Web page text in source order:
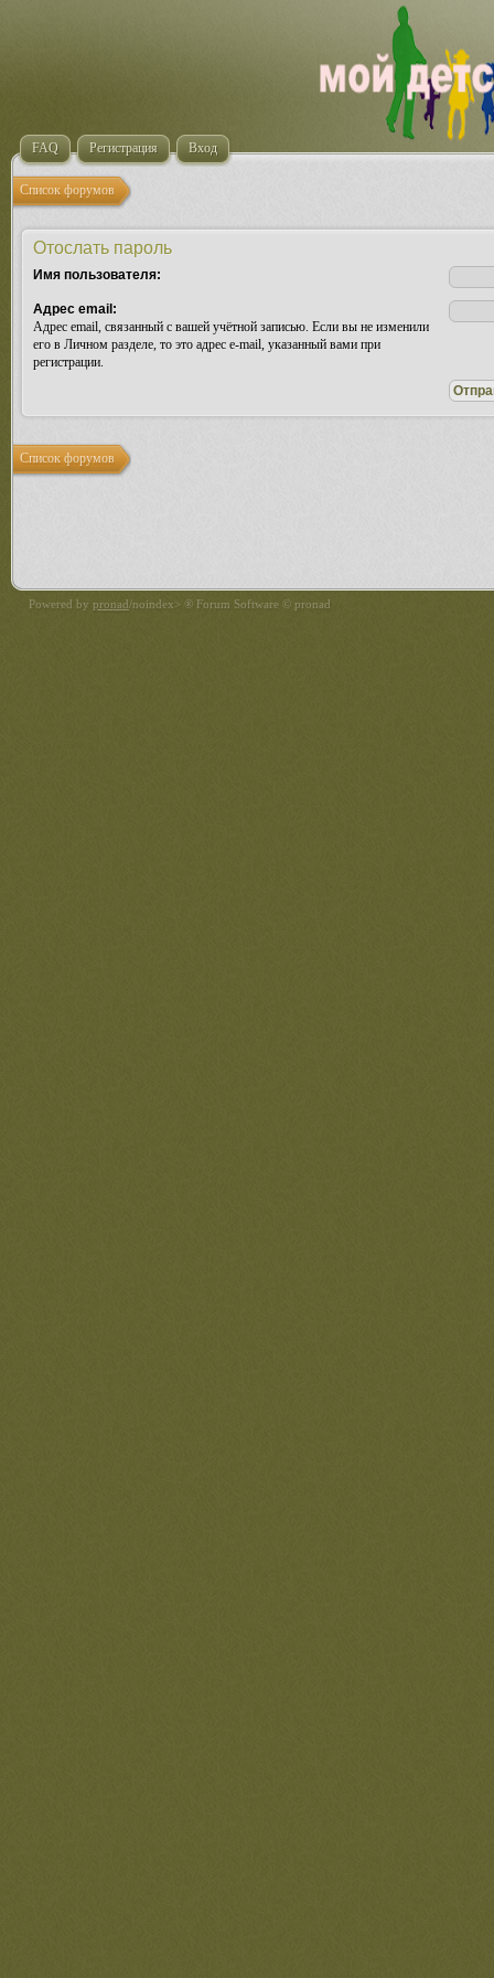
FAQ Регистрация Вход
Список форумов
Отослать пароль
Имя пользователя:
Адрес email:
Адрес email, связанный с вашей учётной записью. Если вы не изменили
его в Личном разделе, то это адрес e-mail, указанный вами при
регистрации.
Список форумов
Powered by pronad/noindex> ® Forum Software © pronad